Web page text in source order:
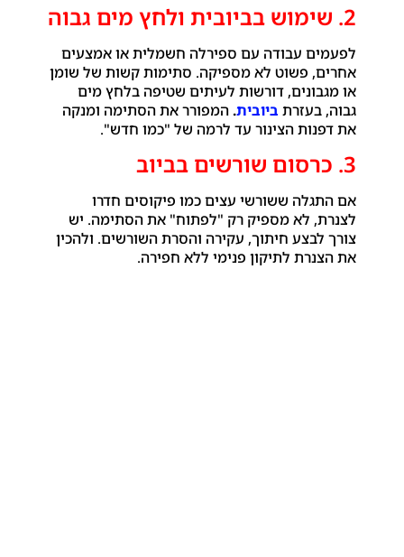
2. שימוש בביובית ולחץ מים גבוה
לפעמים עבודה עם ספירלה חשמלית או אמצעים
אחרים, פשוט לא מספיקה. סתימות קשות של שומן
או מגבונים, דורשות לעיתים שטיפה בלחץ מים
גבוה, בעזרת ביובית. המפורר את הסתימה ומנקה
את דפנות הצינור עד לרמה של "כמו חדש".
3. כרסום שורשים בביוב
אם התגלה ששורשי עצים כמו פיקוסים חדרו
לצנרת, לא מספיק רק "לפתוח" את הסתימה. יש
צורך לבצע חיתוך, עקירה והסרת השורשים. ולהכין
את הצנרת לתיקון פנימי ללא חפירה.